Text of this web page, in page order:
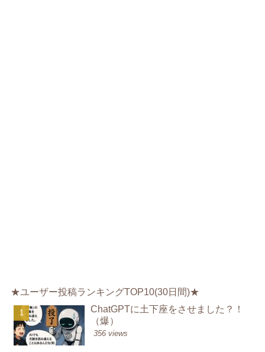
★ユーザー投稿ランキングTOP10(30日間)★
ChatGPTに土下座をさせました？！
（爆）
356 views